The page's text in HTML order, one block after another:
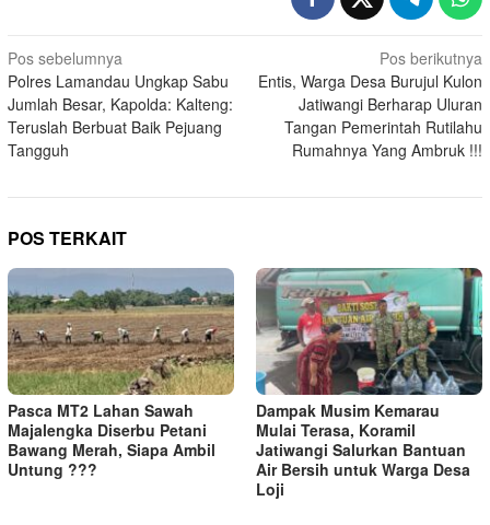
Navigasi
pos
Pos sebelumnya
Polres Lamandau Ungkap Sabu
Jumlah Besar, Kapolda: Kalteng:
Teruslah Berbuat Baik Pejuang
Tangguh
Pos berikutnya
Entis, Warga Desa Burujul Kulon
Jatiwangi Berharap Uluran
Tangan Pemerintah Rutilahu
Rumahnya Yang Ambruk !!!
POS TERKAIT
Pasca MT2 Lahan Sawah
Majalengka Diserbu Petani
Bawang Merah, Siapa Ambil
Untung ???
Dampak Musim Kemarau
Mulai Terasa, Koramil
Jatiwangi Salurkan Bantuan
Air Bersih untuk Warga Desa
Loji